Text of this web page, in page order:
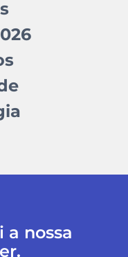
a nossa